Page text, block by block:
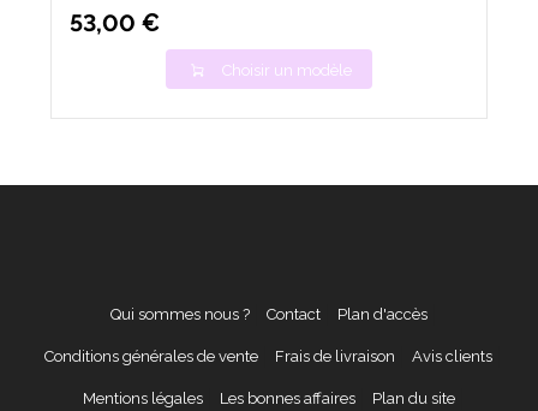
53,00 €
Choisir un modèle
Qui sommes nous ? Contact Plan d'accès
Conditions générales de vente Frais de livraison Avis clients
Mentions légales Les bonnes affaires Plan du site